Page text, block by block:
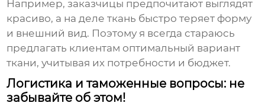
Например, заказчицы предпочитают выглядят
красиво, а на деле ткань быстро теряет форму
и внешний вид. Поэтому я всегда стараюсь
предлагать клиентам оптимальный вариант
ткани, учитывая их потребности и бюджет.
Логистика и таможенные вопросы: не
забывайте об этом!